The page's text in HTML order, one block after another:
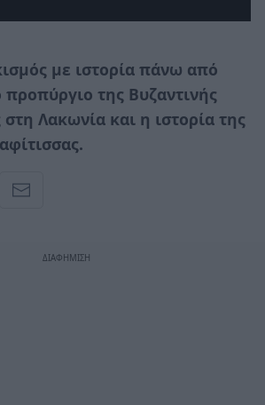
με ιστορία πάνω από
προπύργιο της Βυζαντινής
Λακωνία και η ιστορία της